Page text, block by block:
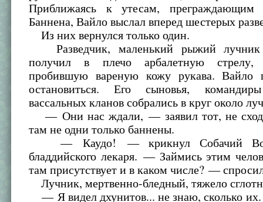
Приближаясь к утесам,
Баннена, Вайло выслал вперед шестерых
Из них вернулся только один.
Разведчик, маленький рыжий лучник
получил в плечо арбалетную стрелу,
пробившую вареную кожу рукава. Вайло
остановиться. Его сыновья,
вассальных кланов собрались в круг около
— Они нас ждали, — заявил тот, не
там не одни только баннены.
— Каудо! — крикнул Собачий
бладдийского лекаря. — Займись этим
там присутствует и в каком числе? —
Лучник, мертвенно-бледный, тяжело
— Я видел дхунитов... не знаю, сколько их.